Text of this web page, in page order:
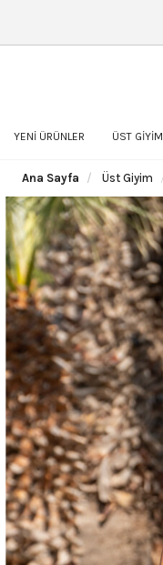
YENİ ÜRÜNLER ÜST GİYİM
Ana Sayfa Üst Giyim